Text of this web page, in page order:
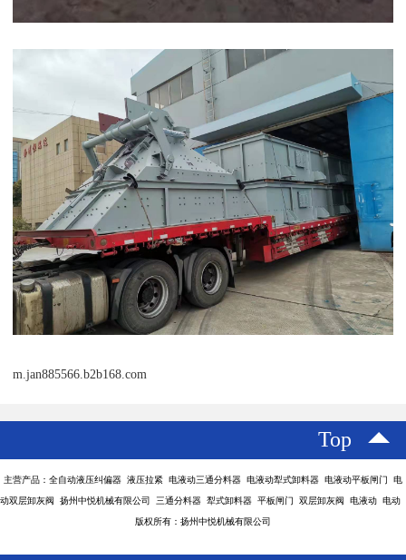
m.jan885566.b2b168.com
Top
主营产品：全自动液压纠偏器 液压拉紧 电液动三通分料器 电液动犁式卸料器 电液动平板闸门 电
动双层卸灰阀 扬州中悦机械有限公司 三通分料器 犁式卸料器 平板闸门 双层卸灰阀 电液动 电动
版权所有：扬州中悦机械有限公司